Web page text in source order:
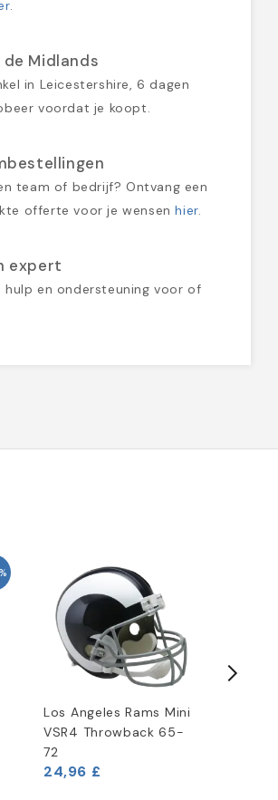
.
Midlands
in Leicestershire, 6 dagen
voordat je koopt.
team of bedrijf? Ontvang een
offerte voor je wensenhier.
expert
hulp en ondersteuning voor of
Los Angeles Rams Mini
VSR4 Throwback 65-
72
24,96 £